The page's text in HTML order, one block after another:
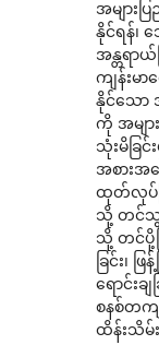
အများ
နိုင်ရန်၊
အန္တရာယ်
ကျန်းမ
နိုင်သော
ကို အမျာ
သုံးမိခြ
အစားအ
ထုတ်လုပ်ခ
သို့ တင်သွင်
သို့ တင်ပို့ခ
ခြင်း၊ ဖြ
ရောင်းချ
စနစ်တ
ထိန်းသိမ်